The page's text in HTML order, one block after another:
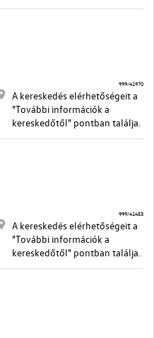
A kereskedés elérhetőségeit a
"További információk a
kereskedőtől" pontban találja.
999/41970
A kereskedés elérhetőségeit a
"További információk a
kereskedőtől" pontban találja.
999/41453